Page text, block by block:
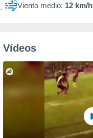
Viento medio: 12 km/h
Vídeos